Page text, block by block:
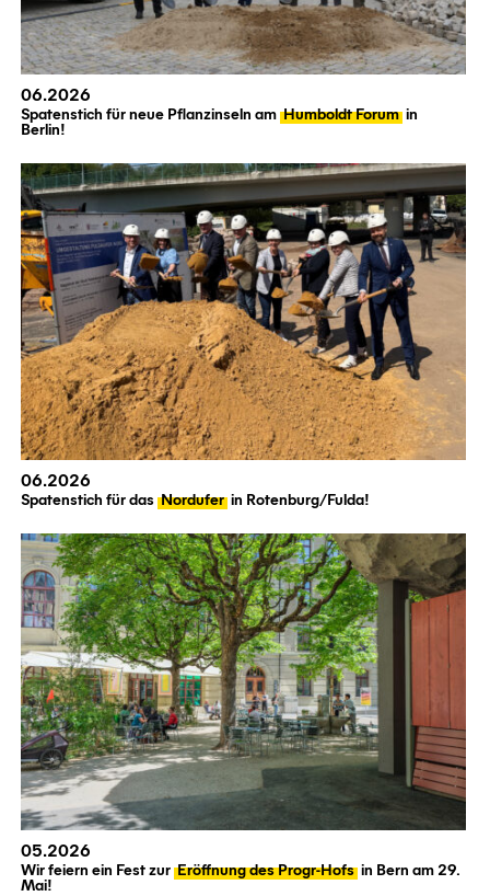
06.2026
Spatenstich für neue Pflanzinseln amHumboldt Forum in
Berlin!
06.2026
Spatenstich für dasNordufer in Rotenburg/Fulda!
05.2026
Wir feiern ein Fest zurEröffnung des Progr-Hofs in Bern am 29.
Mai!